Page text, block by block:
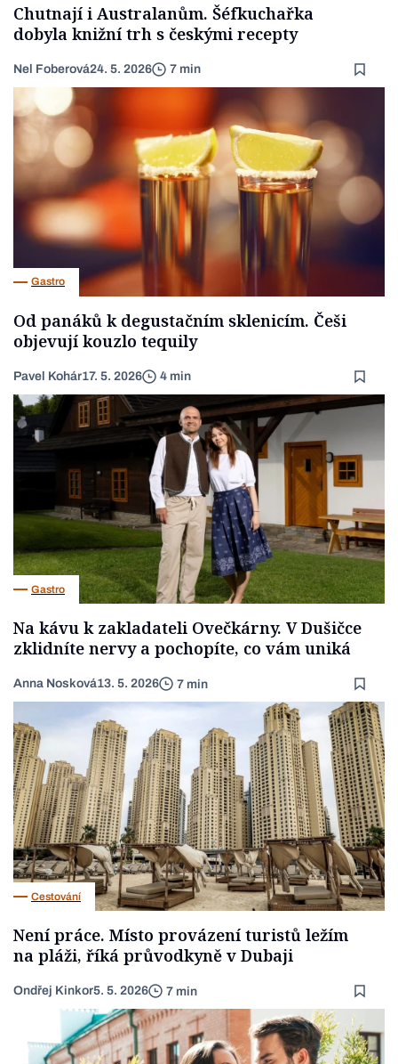
Chutnají i Australanům. Šéfkuchařka
dobyla knižní trh s českými recepty
Nel Foberová24. 5. 2026 7 min
Gastro
Od panáků k degustačním sklenicím. Češi
objevují kouzlo tequily
Pavel Kohár17. 5. 2026 4 min
Gastro
Na kávu k zakladateli Ovečkárny. V Dušičce
zklidníte nervy a pochopíte, co vám uniká
Anna Nosková13. 5. 2026 7 min
Cestování
Není práce. Místo provázení turistů ležím
na pláži, říká průvodkyně v Dubaji
Ondřej Kinkor5. 5. 2026 7 min